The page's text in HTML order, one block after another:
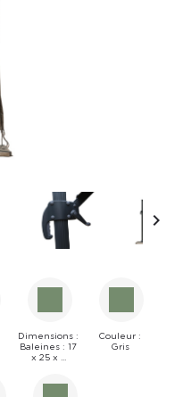

Dimensions :
Baleines : 17
x 25 x ...
Couleur :
Gris